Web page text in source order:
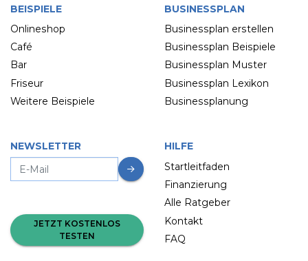
BEISPIELE
Onlineshop
Café
Bar
Friseur
Weitere Beispiele
BUSINESSPLAN
Businessplan erstellen
Businessplan Beispiele
Businessplan Muster
Businessplan Lexikon
Businessplanung
NEWSLETTER
JETZT KOSTENLOS
TESTEN
HILFE
Startleitfaden
Finanzierung
Alle Ratgeber
Kontakt
FAQ